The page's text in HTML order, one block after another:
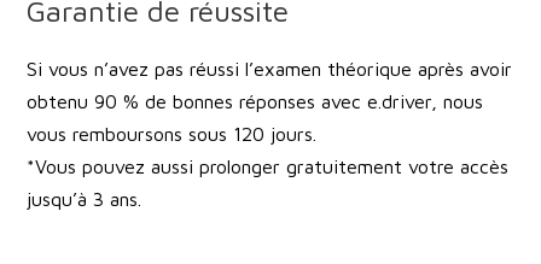
Garantie de réussite
Si vous n’avez pas réussi l’examen théorique après avoir
obtenu 90 % de bonnes réponses avec e.driver, nous
vous remboursons sous 120 jours.
*Vous pouvez aussi prolonger gratuitement votre accès
jusqu’à 3 ans.